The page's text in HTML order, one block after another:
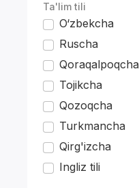
Ta'lim tili
O‘zbekcha
Ruscha
Qoraqalpoqcha
Tojikcha
Qozoqcha
Turkmancha
Qirg'izcha
Ingliz tili